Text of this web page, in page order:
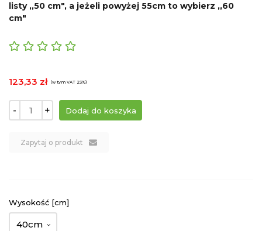
listy ,,50 cm", a jeżeli powyżej 55cm to wybierz ,,60
cm"
123,33 zł (w tym VAT 23%)
- +
Zapytaj o produkt
Wysokość [cm]
40cm